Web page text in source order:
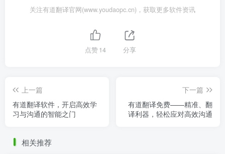
关注有道翻译官网(www.youdaopc.cn)，获取更多软件资讯
点赞14 分享
上一篇
有道翻译软件，开启高效学
习与沟通的智能之门
下一篇
有道翻译免费——精准、翻
译利器，轻松应对高效沟通
相关推荐